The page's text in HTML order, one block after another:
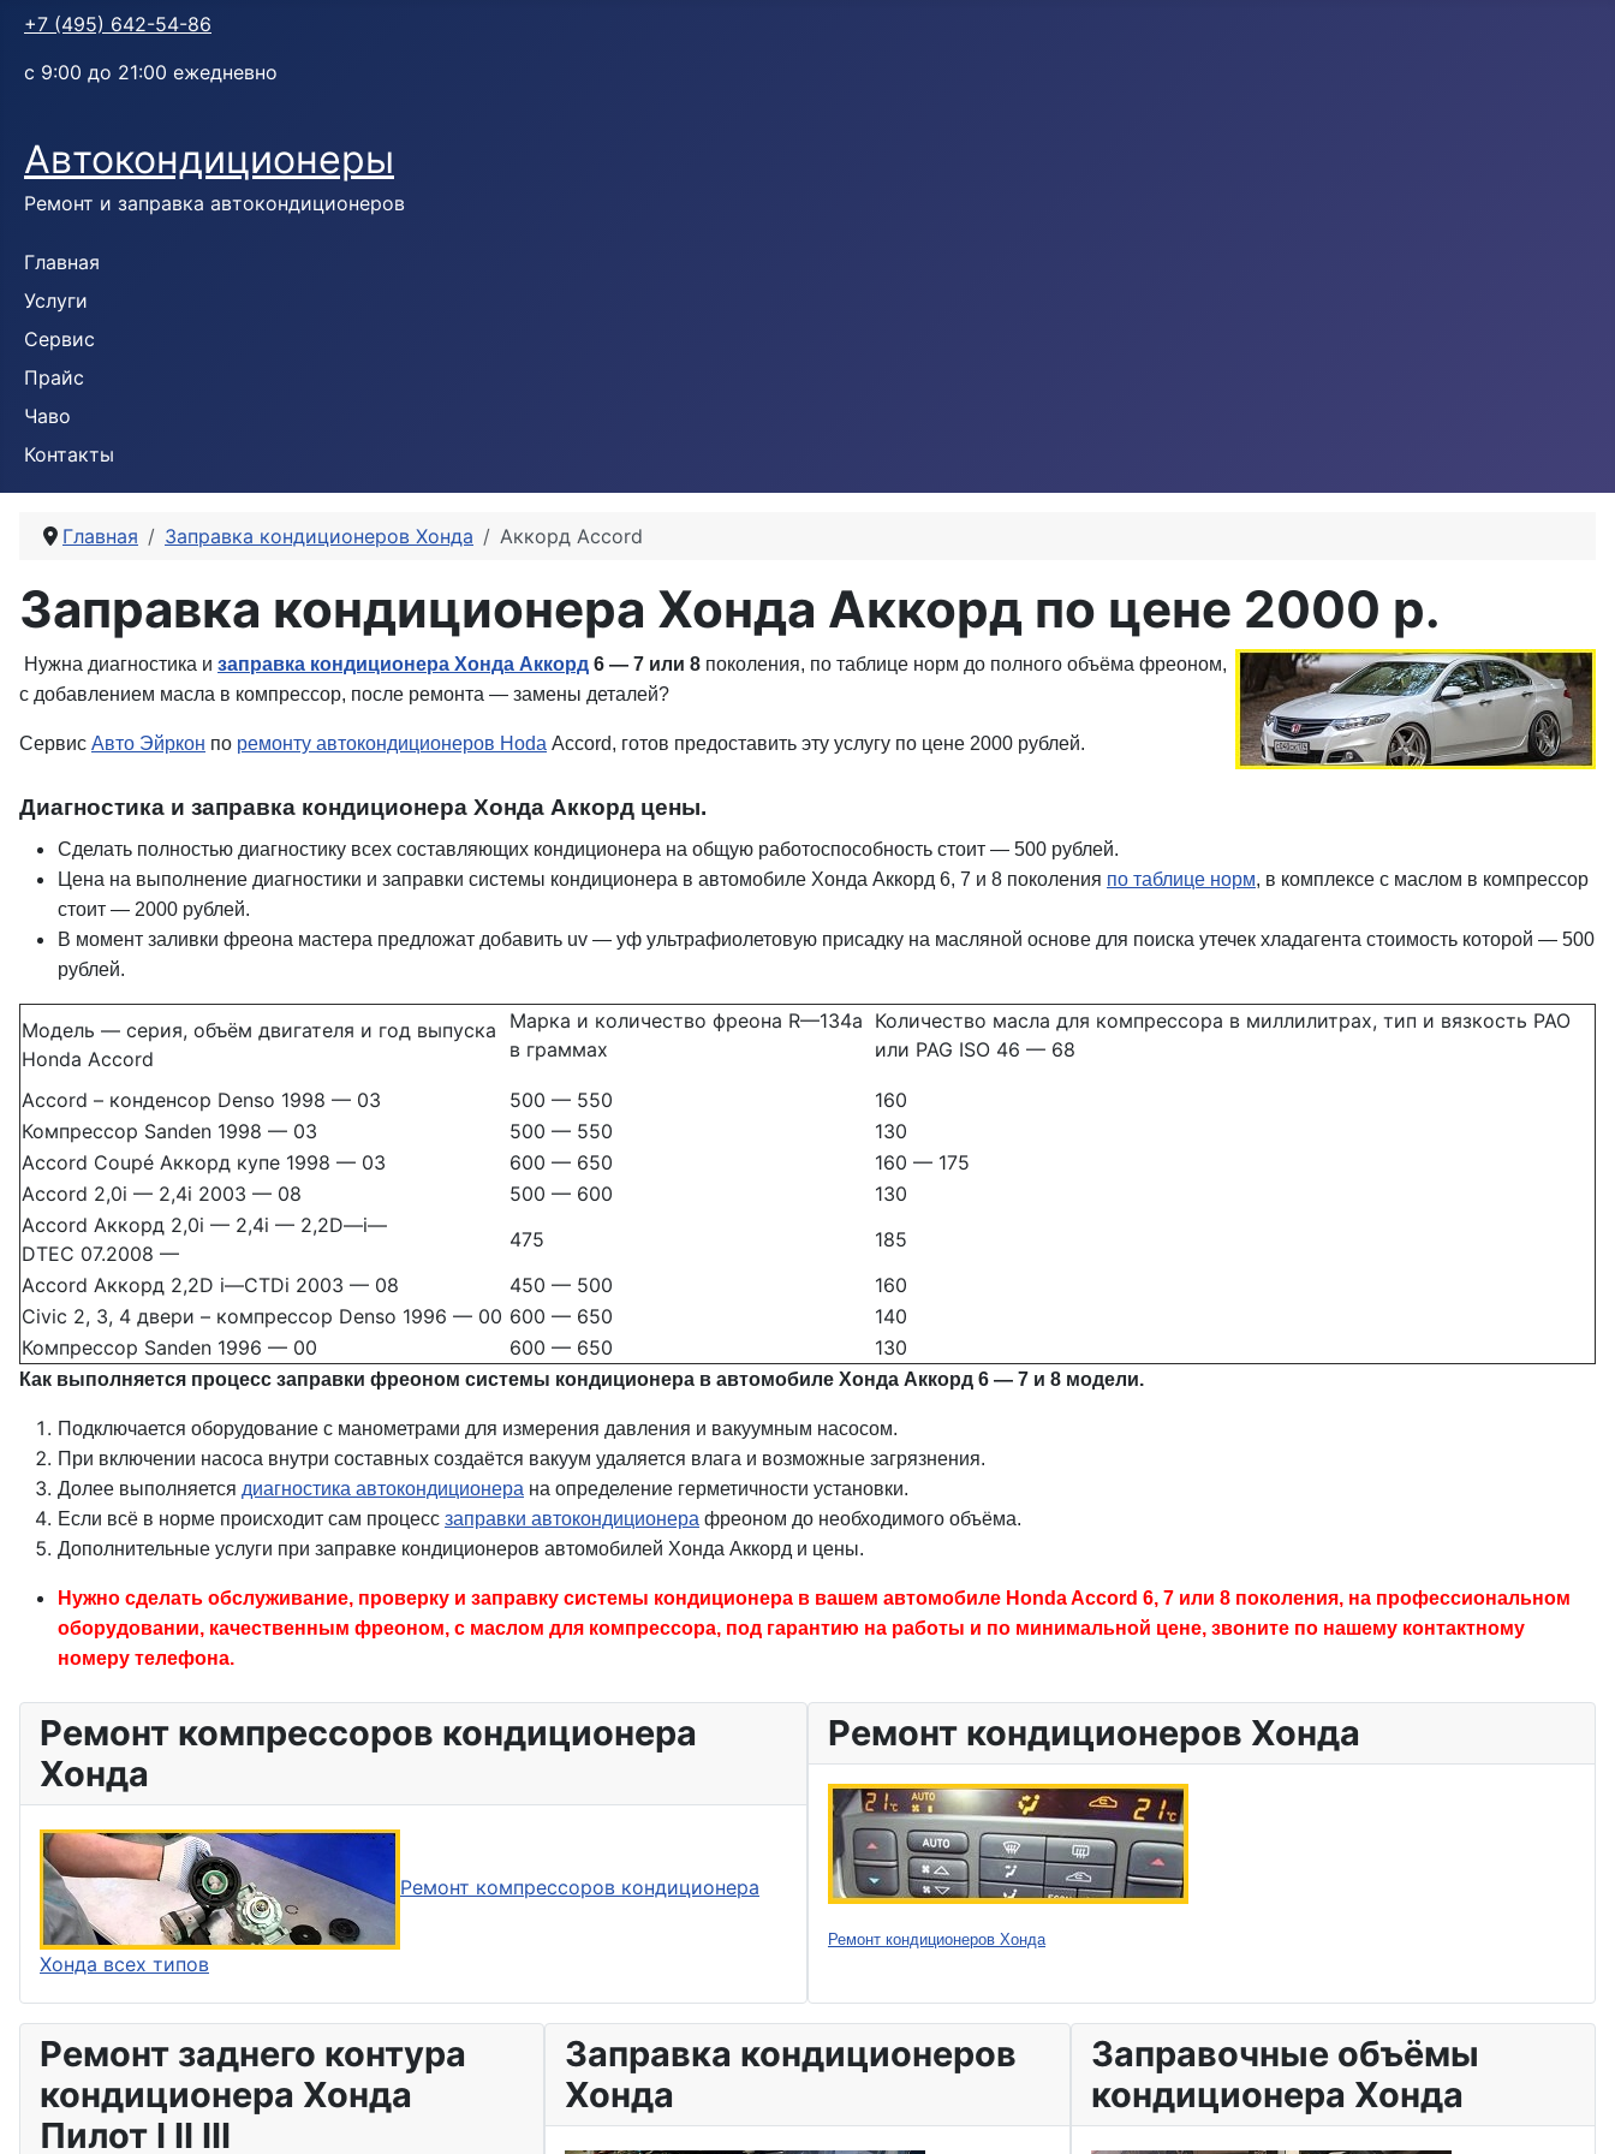
+7 (495) 642-54-86
с 9:00 до 21:00 ежедневно
Автокондиционеры
Ремонт и заправка автокондиционеров
Главная
Услуги
Сервис
Прайс
Чаво
Контакты
Главная Заправка кондиционеров Хонда Аккорд Accord
Заправка кондиционера Хонда Аккорд по цене 2000 р.
Нужна диагностика и заправка кондиционера Хонда Аккорд 6 — 7 или 8 поколения, по таблице норм до полного объёма фреоном,
с добавлением масла в компрессор, после ремонта — замены деталей?
Сервис Авто Эйркон по ремонту автокондиционеров Hoda Accord, готов предоставить эту услугу по цене 2000 рублей.
Диагностика и заправка кондиционера Хонда Аккорд цены.
Сделать полностью диагностику всех составляющих кондиционера на общую работоспособность стоит — 500 рублей.
Цена на выполнение диагностики и заправки системы кондиционера в автомобиле Хонда Аккорд 6, 7 и 8 поколения по таблице норм, в комплексе с маслом в компрессор
стоит — 2000 рублей.
В момент заливки фреона мастера предложат добавить uv — уф ультрафиолетовую присадку на масляной основе для поиска утечек хладагента стоимость которой — 500
рублей.
Модель — серия, объём двигателя и год выпуска
Honda Accord
Марка и количество фреона R—134a
в граммах
Количество масла для компрессора в миллилитрах, тип и вязкость PAO
или PAG ISO 46 — 68
Accord – конденсор Denso 1998 — 03 500 — 550
160
Компрессор Sanden 1998 — 03
500 — 550
130
Accord Coupé Аккорд купе 1998 — 03
600 — 650
160 — 175
Accord 2,0i — 2,4i 2003 — 08
500 — 600
130
Accord Аккорд 2,0i — 2,4i — 2,2D—i—
DTEC 07.2008 —
475
185
Accord Аккорд 2,2D i—CTDi 2003 — 08
450 — 500
160
Civic 2, 3, 4 двери – компрессор Denso 1996 — 00 600 — 650
140
Компрессор Sanden 1996 — 00
600 — 650 130
Как выполняется процесс заправки фреоном системы кондиционера в автомобиле Хонда Аккорд 6 — 7 и 8 модели.
Подключается оборудование с манометрами для измерения давления и вакуумным насосом.
При включении насоса внутри составных создаётся вакуум удаляется влага и возможные загрязнения.
Долее выполняется диагностика автокондиционера на определение герметичности установки.
Если всё в норме происходит сам процесс заправки автокондиционера фреоном до необходимого объёма.
Дополнительные услуги при заправке кондиционеров автомобилей Хонда Аккорд и цены.
Нужно сделать обслуживание, проверку и заправку системы кондиционера в вашем автомобиле Honda Accord 6, 7 или 8 поколения, на профессиональном
оборудовании, качественным фреоном, с маслом для компрессора, под гарантию на работы и по минимальной цене, звоните по нашему контактному
номеру телефона.
Ремонт компрессоров кондиционера
Хонда
Ремонт компрессоров кондиционера
Хонда всех типов
Ремонт кондиционеров Хонда
Ремонт кондиционеров Хонда
Ремонт заднего контура
кондиционера Хонда
Пилот I II III
Заправка кондиционеров
Хонда
Заправочные объёмы
кондиционера Хонда